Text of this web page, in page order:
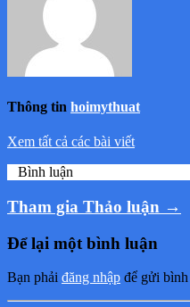
Thông tin hoimythuat
Xem tất cả các bài viết
Bình luận
Tham gia Thảo luận →
Để lại một bình luận
Bạn phải đăng nhập để gửi bình